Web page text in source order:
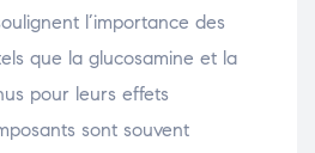
l’importance des
que la glucosamine et la
pour leurs effets
sont souvent